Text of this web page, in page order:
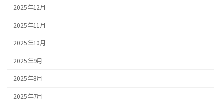
2025年12月
2025年11月
2025年10月
2025年9月
2025年8月
2025年7月